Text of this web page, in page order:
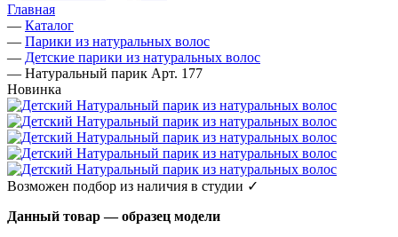
Главная
— Каталог
— Парики из натуральных волос
— Детские парики из натуральных волос
— Натуральный парик Арт. 177
Новинка
Возможен подбор из наличия в студии ✓
Данный товар — образец модели